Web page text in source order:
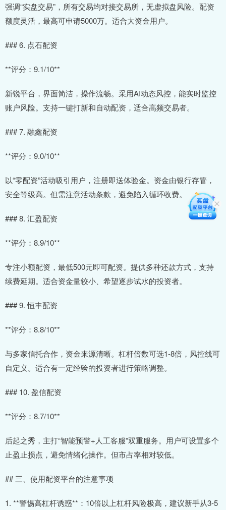
强调“实盘交易”，所有交易均对接交易所，无虚拟盘风险。配资
额度灵活，最高可申请5000万。适合大资金用户。
### 6. 点石配资
**评分：9.1/10**
新锐平台，界面简洁，操作流畅。采用AI动态风控，能实时监控
账户风险。支持一键打新和自动配资，适合高频交易者。
### 7. 融鑫配资
**评分：9.0/10**
以“零配资”活动吸引用户，注册即送体验金。资金由银行存管，
安全等级高。但需注意活动条款，避免陷入循环收费。
### 8. 汇盈配资
**评分：8.9/10**
专注小额配资，最低500元即可配资。提供多种还款方式，支持
续费延期。适合资金量较小、希望逐步试水的投资者。
### 9. 恒丰配资
**评分：8.8/10**
与多家信托合作，资金来源清晰。杠杆倍数可选1-8倍，风控线可
自定义。适合有一定经验的投资者进行策略调整。
### 10. 盈信配资
**评分：8.7/10**
后起之秀，主打“智能预警+人工客服”双重服务。用户可设置多个
止盈止损点，避免情绪化操作。但市占率相对较低。
## 三、使用配资平台的注意事项
1. **警惕高杠杆诱惑**：10倍以上杠杆风险极高，建议新手从3-5